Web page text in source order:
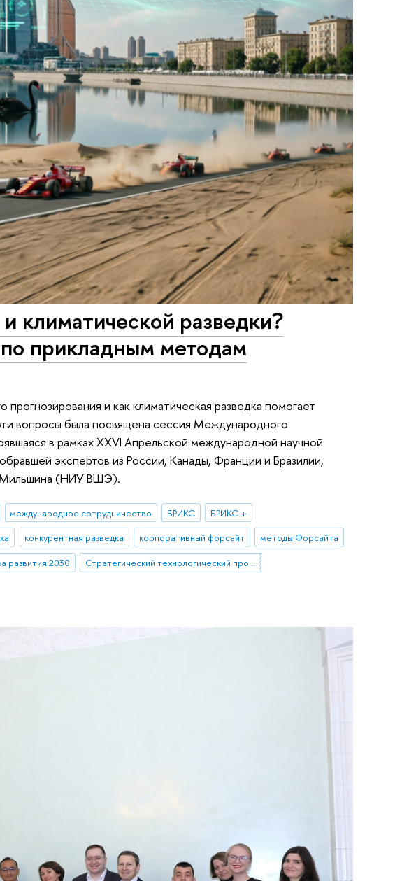
климатической разведки?
прикладным методам
и как климатическая разведка помогает
вопросы была посвящена сессия Международного
в рамках XXVI Апрельской международной научной
экспертов из России, Канады, Франции и Бразилии,
Мильшина (НИУ ВШЭ).
международное сотрудничество БРИКС
БРИКС +
конкурентная разведка корпоративный форсайт
методы Форсайта
развития 2030
Стратегический технологический проект «Национальный центр социально-экономического и научно-технологического прогнозирования»